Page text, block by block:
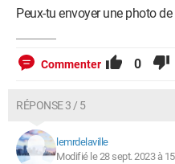
Peux-tu envoyer une photo
Commenter 0
RÉPONSE 3 / 5
lemrdelaville
Modifié le 28 sept. 2023 à